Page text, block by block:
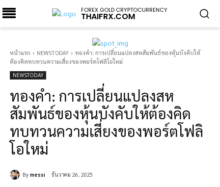
FOREX GOLD CRYPTOCURRENCY
THAIFRX.COM
หน้าแรก NEWSTODAY
ทองคำ: การเปลี่ยนแปลงสหสัมพันธ์ของหุ้นบังคับให้
ต้องคิดทบทวนความเสี่ยงของพอร์ตโฟลิโอใหม่
NEWSTODAY
ทองคำ: การเปลี่ยนแปลงสห
สัมพันธ์ของหุ้นบังคับให้ต้องคิด
ทบทวนความเสี่ยงของพอร์ตโฟลิ
โอใหม่
By messi ธันวาคม 26, 2025